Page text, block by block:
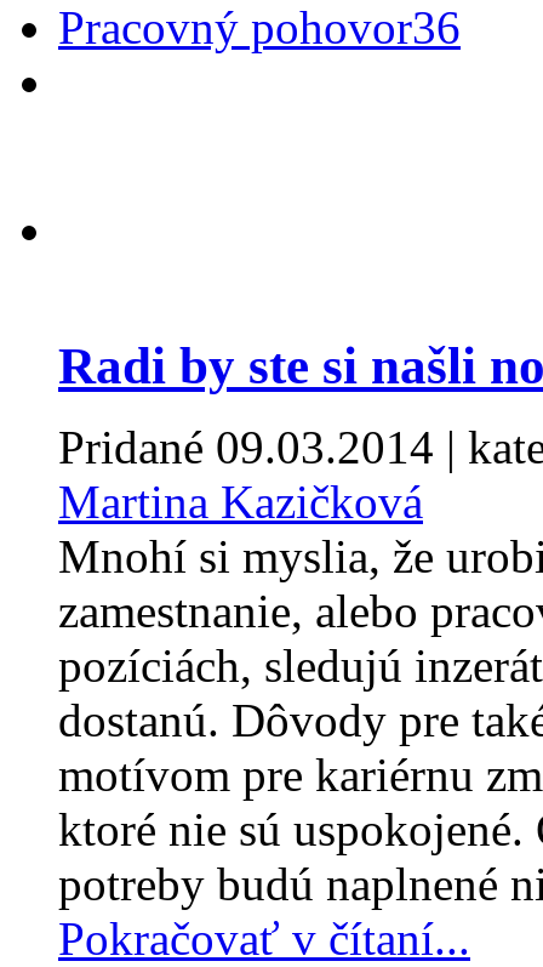
Pracovný pohovor36
Radi by ste si našli
Pridané 09.03.2014 |
Martina Kazičková
Mnohí si myslia, že
zamestnanie, alebo
pozíciách, sledujú
dostanú. Dôvody pre
motívom pre kariérnu
ktoré nie sú uspokojené.
potreby budú naplnené
Pokračovať v čítaní...